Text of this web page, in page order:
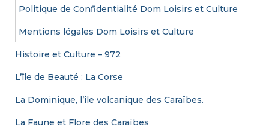
Politique de Confidentialité Dom Loisirs et Culture
Mentions légales Dom Loisirs et Culture
Histoire et Culture – 972
L’île de Beauté : La Corse
La Dominique, l’île volcanique des Caraïbes.
La Faune et Flore des Caraïbes